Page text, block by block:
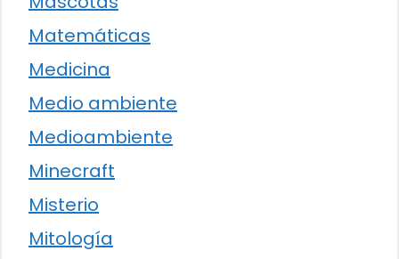
Matemáticas
Medicina
Medio ambiente
Medioambiente
Minecraft
Misterio
Mitología